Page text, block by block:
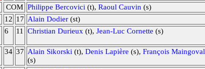
COM Philippe Bercovici (t), Raoul Cauvin (s)
12 17 Alain Dodier (st)
6 11 Christian Durieux (t), Jean-Luc Cornette (s)
34 37 Alain Sikorski (t), Denis Lapière (s), François Maingoval
(s)